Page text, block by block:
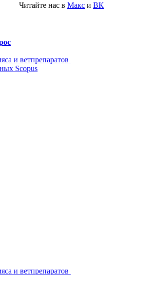
Читайте нас в Макс и ВК
и ветпрепаратов
Scopus
и ветпрепаратов